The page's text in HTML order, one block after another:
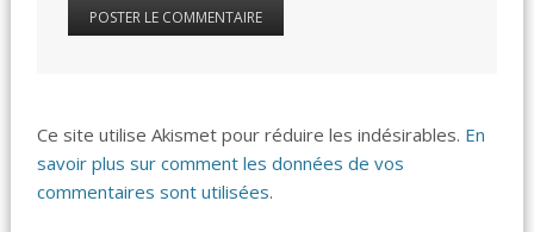
Ce site utilise Akismet pour réduire les indésirables. En
savoir plus sur comment les données de vos
commentaires sont utilisées.